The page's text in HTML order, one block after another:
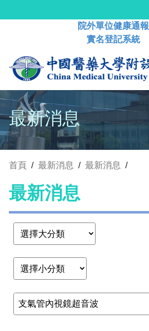
院外單位健康通報
實名登記系統
最新消息
首頁 / 最新消息 / 最新消息 /
最新消息